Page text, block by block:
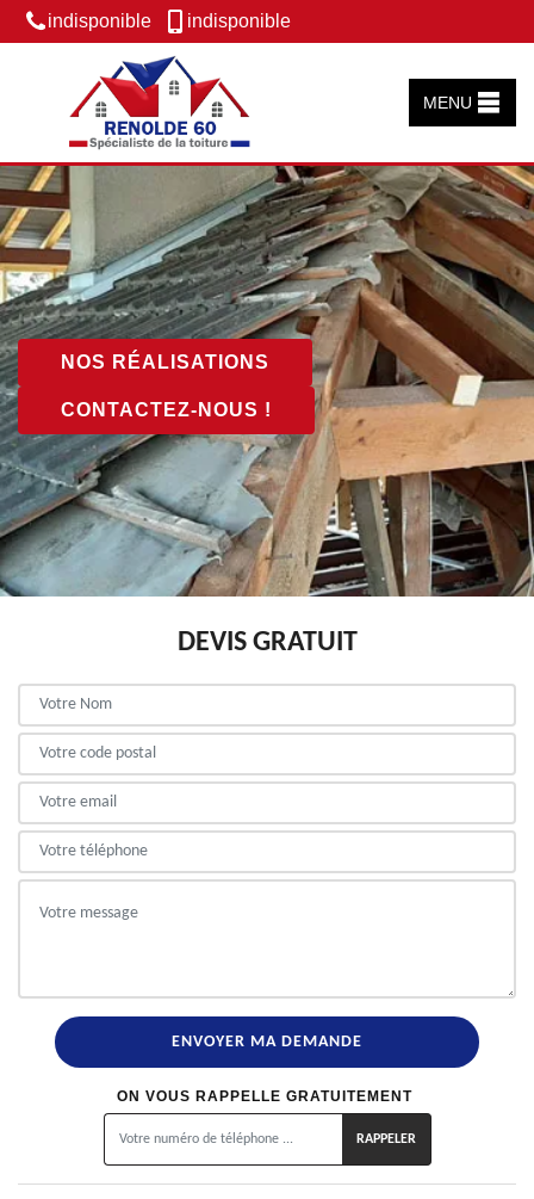
indisponible indisponible
MENU
NOS RÉALISATIONS
CONTACTEZ-NOUS !
DEVIS GRATUIT
ON VOUS RAPPELLE GRATUITEMENT